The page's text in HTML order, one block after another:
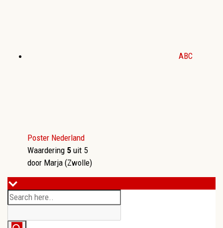
ABC
Poster Nederland
Waardering 5 uit 5
door Marja (Zwolle)